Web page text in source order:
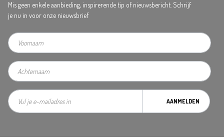
Mis geen enkele aanbieding, inspirerende tip of nieuwsbericht. Schrijf
je nu in voor onze nieuwsbrief
AANMELDEN